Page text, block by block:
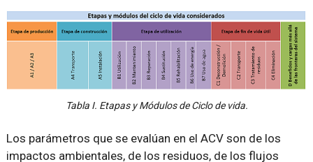
Tabla I. Etapas y Módulos de Ciclo de vida.
Los parámetros que se evalúan en el ACV son de los
impactos ambientales, de los residuos, de los flujos